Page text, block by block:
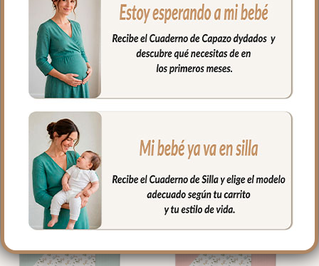
7960 Cojín Antivuelco
Nepal Verde Oscuro
53.50€
Seleccionar opciones
6599 Mantas Invierno
Cristel Maquillaje
52.50€